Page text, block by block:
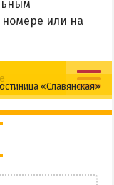
или на
«Славянская»